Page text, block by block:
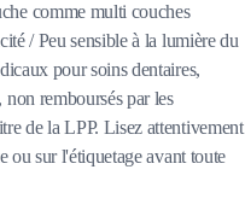
comme multi couches
/ Peu sensible à la lumière du
pour soins dentaires,
non remboursés par les
de la LPP. Lisez attentivement
ou sur l'étiquetage avant toute